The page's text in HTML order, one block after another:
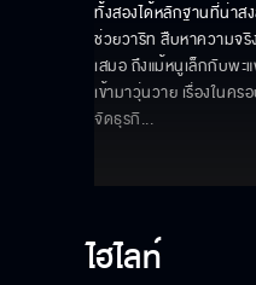
ทั้งสองได้หลักฐานที่น่าส
ช่วยวาริท สืบหาความจริ
เสมอ ถึงแม้หนูเล็กกับพะ
เข้ามาวุ่นวาย เรื่องใน
จัดธุรกิ...
ไฮไลท์